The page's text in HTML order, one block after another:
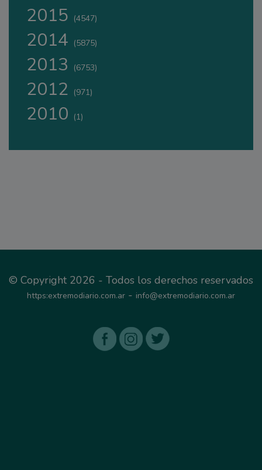
2015 (4547)
2014 (5875)
2013 (6753)
2012 (971)
2010 (1)
© Copyright 2026 - Todos los derechos reservados
https:extremodiario.com.ar - info@extremodiario.com.ar